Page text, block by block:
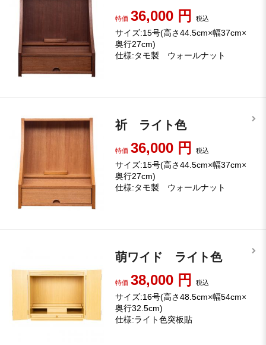
特価 36,000 円税込
サイズ:15号(高さ44.5cm×幅37cm×
奥行27cm)
仕様:タモ製 ウォールナット
祈 ライト色
特価 36,000 円税込
サイズ:15号(高さ44.5cm×幅37cm×
奥行27cm)
仕様:タモ製 ウォールナット
萌ワイド ライト色
特価 38,000 円税込
サイズ:16号(高さ48.5cm×幅54cm×
奥行32.5cm)
仕様:ライト色突板貼